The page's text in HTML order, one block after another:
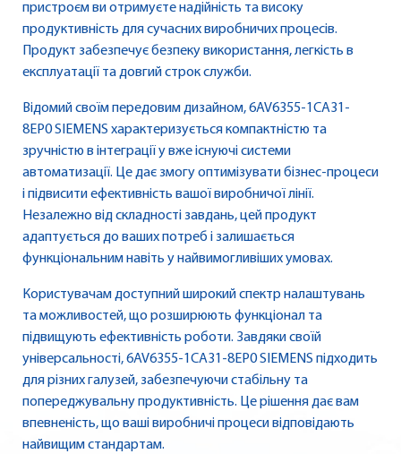
пристроєм ви отримуєте надійність та високу
продуктивність для сучасних виробничих процесів.
Продукт забезпечує безпеку використання, легкість в
експлуатації та довгий строк служби.
Відомий своїм передовим дизайном, 6AV6355-1CA31-
8EP0 SIEMENS характеризується компактністю та
зручністю в інтеграції у вже існуючі системи
автоматизації. Це дає змогу оптимізувати бізнес-процеси
і підвисити ефективність вашої виробничої лінії.
Незалежно від складності завдань, цей продукт
адаптується до ваших потреб і залишається
функціональним навіть у найвимогливіших умовах.
Користувачам доступний широкий спектр налаштувань
та можливостей, що розширюють функціонал та
підвищують ефективність роботи. Завдяки своїй
універсальності, 6AV6355-1CA31-8EP0 SIEMENS підходить
для різних галузей, забезпечуючи стабільну та
попереджувальну продуктивність. Це рішення дає вам
впевненість, що ваші виробничі процеси відповідають
найвищим стандартам.